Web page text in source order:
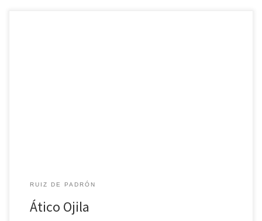
RUIZ DE PADRÓN
Ático Ojila